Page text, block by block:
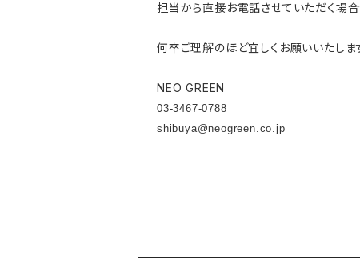
担当から直接お電話させていただく場
何卒ご理解のほど宜しくお願いいたしま
NEO GREEN
03-3467-0788
shibuya@neogreen.co.jp